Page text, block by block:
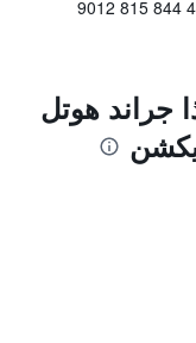
جراند هوتل